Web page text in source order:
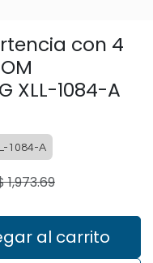
con 4
XLL-1084-A
1084-A
1,973.69
al carrito